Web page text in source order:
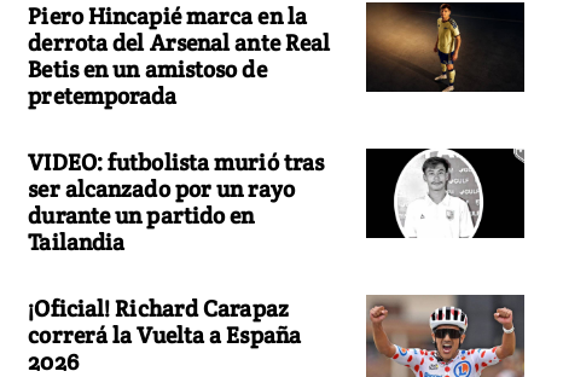
Piero Hincapié marca en la
derrota del Arsenal ante Real
Betis en un amistoso de
pretemporada
VIDEO: futbolista murió tras
ser alcanzado por un rayo
durante un partido en
Tailandia
¡Oficial! Richard Carapaz
correrá la Vuelta a España
2026